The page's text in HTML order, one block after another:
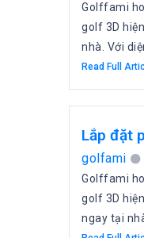
Golffami
golf 3D
nhà. Với
Read Full
Lắp đặt
golfami
Golffami
golf 3D
ngay tại